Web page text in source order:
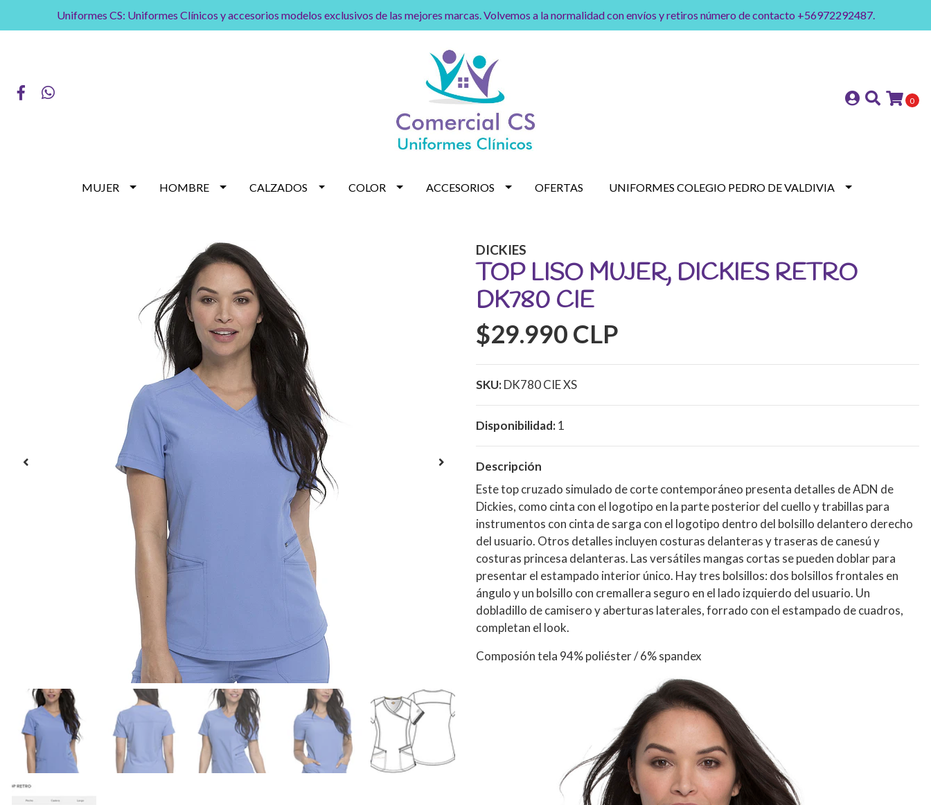
Uniformes CS: Uniformes Clínicos y accesorios modelos exclusivos de las mejores marcas. Volvemos a la normalidad con envíos y retiros número de contacto +56972292487.
0
MUJER HOMBRE CALZADOS COLOR ACCESORIOS OFERTAS UNIFORMES COLEGIO PEDRO DE VALDIVIA
DICKIES
TOP LISO MUJER, DICKIES RETRO
DK780 CIE
$29.990 CLP
SKU:DK780 CIE XS
Disponibilidad:1
Descripción
Este top cruzado simulado de corte contemporáneo presenta detalles de ADN de
Dickies, como cinta con el logotipo en la parte posterior del cuello y trabillas para
instrumentos con cinta de sarga con el logotipo dentro del bolsillo delantero derecho
del usuario. Otros detalles incluyen costuras delanteras y traseras de canesú y
costuras princesa delanteras. Las versátiles mangas cortas se pueden doblar para
presentar el estampado interior único. Hay tres bolsillos: dos bolsillos frontales en
ángulo y un bolsillo con cremallera seguro en el lado izquierdo del usuario. Un
dobladillo de camisero y aberturas laterales, forrado con el estampado de cuadros,
completan el look.
Composión tela 94% poliéster / 6% spandex